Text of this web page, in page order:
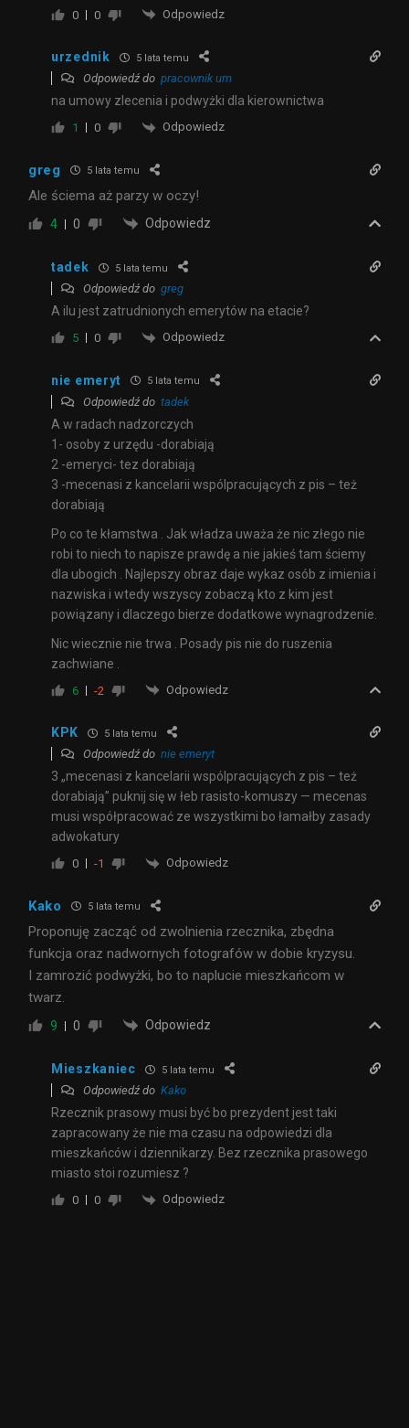
0 0 Odpowiedz
urzednik 5 lata temu
Odpowiedź do pracownik um
na umowy zlecenia i podwyżki dla kierownictwa
1 0 Odpowiedz
greg 5 lata temu
Ale ściema aż parzy w oczy!
4 0 Odpowiedz
tadek 5 lata temu
Odpowiedź do greg
A ilu jest zatrudnionych emerytów na etacie?
5 0 Odpowiedz
nie emeryt 5 lata temu
Odpowiedź do tadek
A w radach nadzorczych
1- osoby z urzędu -dorabiają
2 -emeryci- tez dorabiają
3 -mecenasi z kancelarii wspólpracujących z pis – też
dorabiają
Po co te kłamstwa . Jak władza uważa że nic złego nie
robi to niech to napisze prawdę a nie jakieś tam ściemy
dla ubogich . Najlepszy obraz daje wykaz osób z imienia i
nazwiska i wtedy wszyscy zobaczą kto z kim jest
powiązany i dlaczego bierze dodatkowe wynagrodzenie.
Nic wiecznie nie trwa . Posady pis nie do ruszenia
zachwiane .
6 -2 Odpowiedz
KPK 5 lata temu
Odpowiedź do nie emeryt
3 „mecenasi z kancelarii wspólpracujących z pis – też
dorabiają” puknij się w łeb rasisto-komuszy — mecenas
musi współpracować ze wszystkimi bo łamałby zasady
adwokatury
0 -1 Odpowiedz
Kako 5 lata temu
Proponuję zacząć od zwolnienia rzecznika, zbędna
funkcja oraz nadwornych fotografów w dobie kryzysu.
I zamrozić podwyżki, bo to naplucie mieszkańcom w
twarz.
9 0 Odpowiedz
Mieszkaniec 5 lata temu
Odpowiedź do Kako
Rzecznik prasowy musi być bo prezydent jest taki
zapracowany że nie ma czasu na odpowiedzi dla
mieszkańców i dziennikarzy. Bez rzecznika prasowego
miasto stoi rozumiesz ?
0 0 Odpowiedz